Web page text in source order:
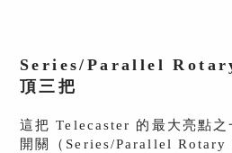
Series/Parallel
頂三把
這把 Telecaster 的最大亮點之
開關（Series/Parallel Rotary